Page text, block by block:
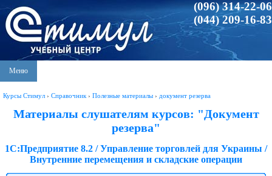
(096) 314-22-06
(044) 209-16-83
Меню
Курсы Стимул › Справочник › Полезные материалы › документ резерва
Материалы слушателям курсов: "Документ
резерва"
1С:Предприятие 8.2 / Управление торговлей для Украины /
Внутренние перемещения и складские операции